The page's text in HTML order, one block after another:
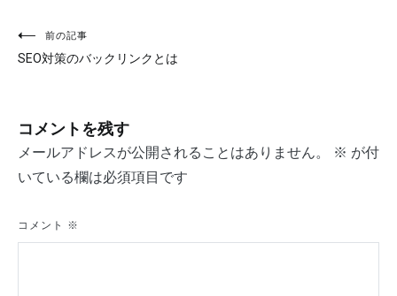
投
稿
ビ
ゲ
シ
前の記事
SEO対策のバックリンクとは
コメントを残す
メールアドレスが公開されることはありません。 ※ が付
いている欄は必須項目です
コメント ※